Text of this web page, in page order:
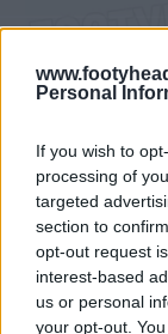
Personal
If you wish to
processing of
targeted
section to
opt-out request
interest-based
us or personal
your opt-out.
El vibrante
geométrico
camiseta se